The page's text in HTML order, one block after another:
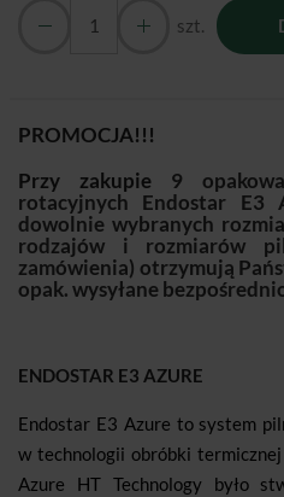
szt.
PROMOCJA!!!
Przy zakupie 9
rotacyjnych Endostar
dowolnie wybranych
rodzajów i rozmiarów
zamówienia) otrzymują
opak. wysyłane
ENDOSTAR E3 AZURE
Endostar E3 Azure to system
w technologii obróbki termicznej
Azure HT Technology było